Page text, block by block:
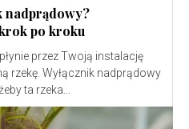
nadprądowy?
po kroku
przez Twoją instalację
rzekę. Wyłącznik nadprądowy
ta rzeka...